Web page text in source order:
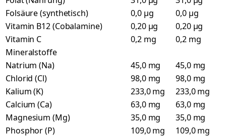
Folsäure (synthetisch)
0,0 µg
0,0 µg
Vitamin B12 (Cobalamine)
0,20 µg
0,20 µg
Vitamin C
0,2 mg
0,2 mg
Mineralstoffe
Natrium (Na)
45,0 mg
45,0 mg
Chlorid (Cl)
98,0 mg
98,0 mg
Kalium (K)
233,0 mg
233,0 mg
Calcium (Ca)
63,0 mg
63,0 mg
Magnesium (Mg)
35,0 mg
35,0 mg
Phosphor (P)
109,0 mg
109,0 mg